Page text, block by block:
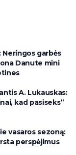
Neringos garbės
Danute mini
A. Lukauskas:
kad pasiseks”
vasaros sezoną:
perspėjimus